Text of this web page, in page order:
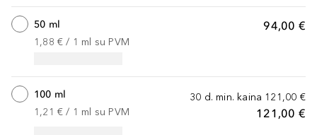
94,00 €
50 ml
1,88 € / 1 ml su PVM
30 d. min. kaina 121,00 €
121,00 €
100 ml
1,21 € / 1 ml su PVM